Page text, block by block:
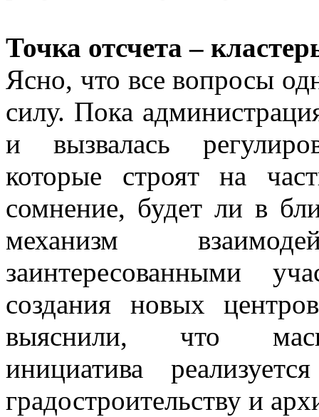
Точка отсчета –
Ясно, что все вопросы
силу. Пока
и вызвалась
которые строят на
сомнение, будет ли в
механизм
заинтересованными
создания новых
выяснили, что
инициатива
градостроительству и